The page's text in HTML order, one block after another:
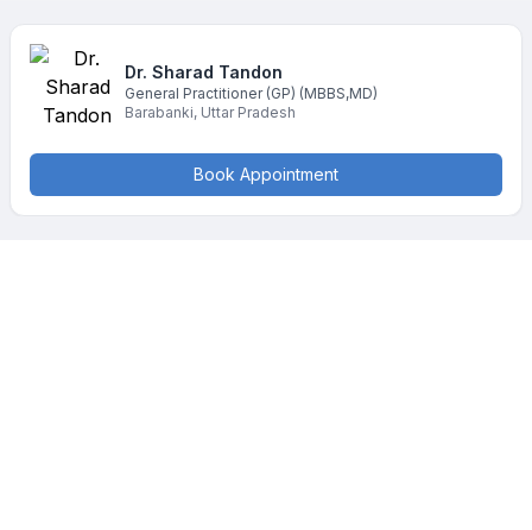
Dr. Sharad Tandon
General Practitioner (GP) (MBBS,MD)
Barabanki, Uttar Pradesh
Book Appointment